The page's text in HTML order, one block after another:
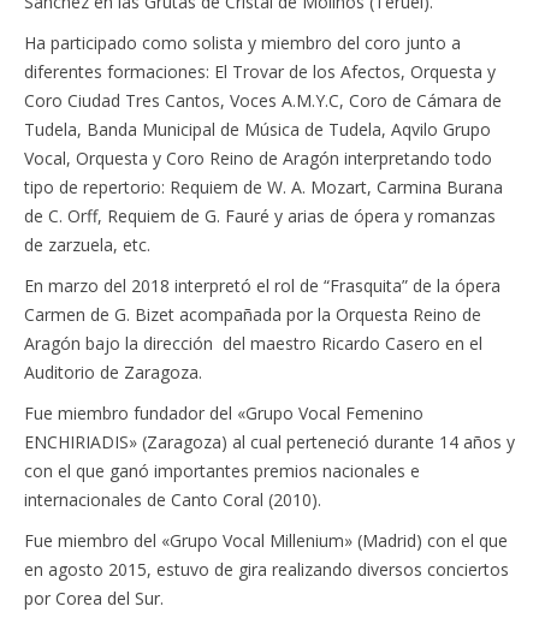
Ha participado como solista y miembro del coro junto a
diferentes formaciones: El Trovar de los Afectos, Orquesta y
Coro Ciudad Tres Cantos, Voces A.M.Y.C, Coro de Cámara de
Tudela, Banda Municipal de Música de Tudela, Aqvilo Grupo
Vocal, Orquesta y Coro Reino de Aragón interpretando todo
tipo de repertorio: Requiem de W. A. Mozart, Carmina Burana
de C. Orff, Requiem de G. Fauré y arias de ópera y romanzas
de zarzuela, etc.
En marzo del 2018 interpretó el rol de “Frasquita” de la ópera
Carmen de G. Bizet acompañada por la Orquesta Reino de
Aragón bajo la dirección del maestro Ricardo Casero en el
Auditorio de Zaragoza.
Fue miembro fundador del «Grupo Vocal Femenino
ENCHIRIADIS» (Zaragoza) al cual perteneció durante 14 años y
con el que ganó importantes premios nacionales e
internacionales de Canto Coral (2010).
Fue miembro del «Grupo Vocal Millenium» (Madrid) con el que
en agosto 2015, estuvo de gira realizando diversos conciertos
por Corea del Sur.